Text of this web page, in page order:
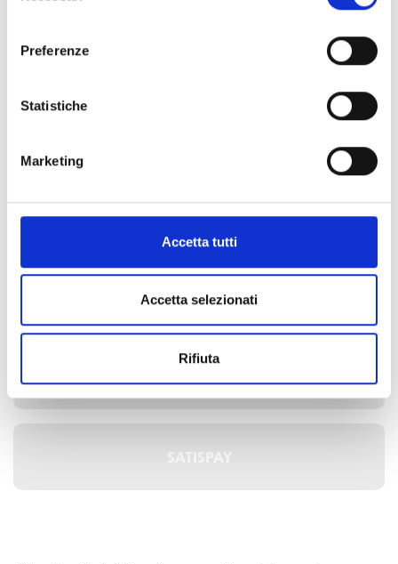
Preferenze
Statistiche
Marketing
Accetta tutti
Accetta selezionati
Rifiuta
Metodi di pagamento
CARTA DI CREDITO
SATISPAY